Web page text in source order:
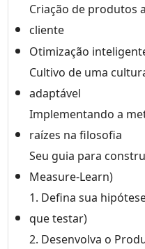
Criação de produtos
cliente
Otimização
Cultivo de uma
adaptável
Implementando a
raízes na filosofia
Seu guia para
Measure-Learn)
1. Defina sua
que testar)
2. Desenvolva o